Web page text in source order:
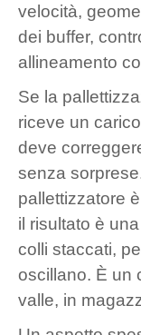
velocità,
dei buffer,
allineamento
Se la
riceve un
deve
senza
pallettizzatore
il risultato è
colli staccati,
oscillano. È un
valle, in